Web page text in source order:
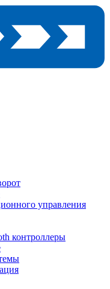
управления
контроллеры